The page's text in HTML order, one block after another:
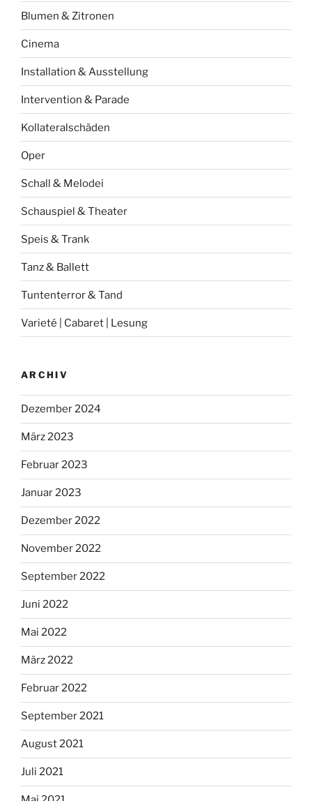
Blumen & Zitronen
Cinema
Installation & Ausstellung
Intervention & Parade
Kollateralschäden
Oper
Schall & Melodei
Schauspiel & Theater
Speis & Trank
Tanz & Ballett
Tuntenterror & Tand
Varieté | Cabaret | Lesung
ARCHIV
Dezember 2024
März 2023
Februar 2023
Januar 2023
Dezember 2022
November 2022
September 2022
Juni 2022
Mai 2022
März 2022
Februar 2022
September 2021
August 2021
Juli 2021